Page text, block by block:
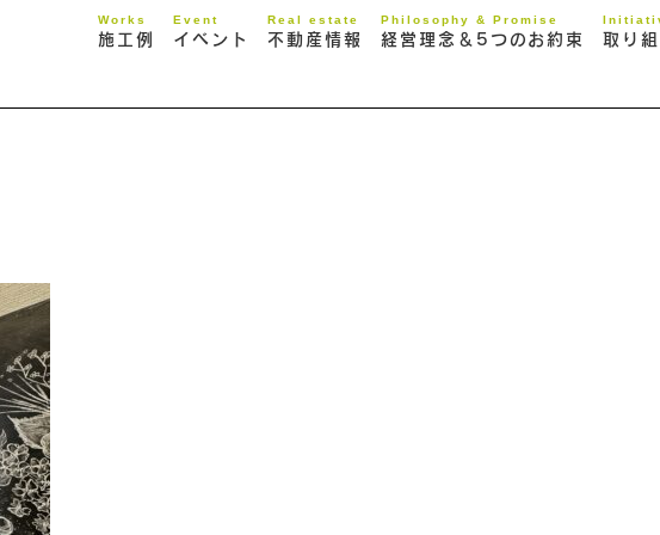
Works
施工例
Event
イベント
Real estate
不動産情報
Philosophy & Promise
経営理念＆5つのお約束 取り